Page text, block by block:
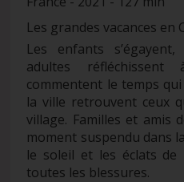
Les grandes vacances en
Les enfants
adultes
commentent le temps
la ville retrouvent ceux
village. Familles et amis
moment suspendu dans
le soleil et les éclats
toutes les blessures.